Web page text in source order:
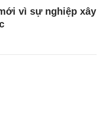
vì sự nghiệp xây